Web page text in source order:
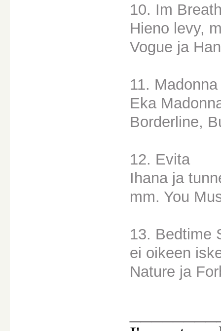
10. Im
Hieno levy,
Vogue ja
11. Madonna
Eka
Borderline,
12. Evita
Ihana ja
mm. You
13. Bedtime
ei oikeen
Nature ja